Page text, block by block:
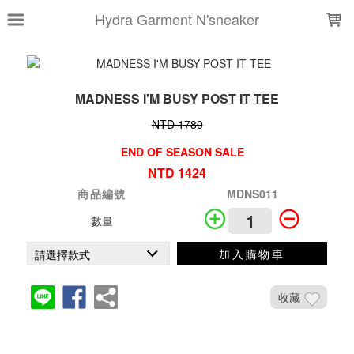
Hydra Garment N'sneaker
MADNESS I'M BUSY POST IT TEE
NTD 1780
END OF SEASON SALE
NTD 1424
商品編號
MDNS011
數量
加入購物車
收藏